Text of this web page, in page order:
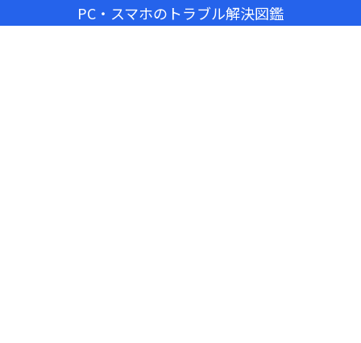
PC・スマホのトラブル解決図鑑